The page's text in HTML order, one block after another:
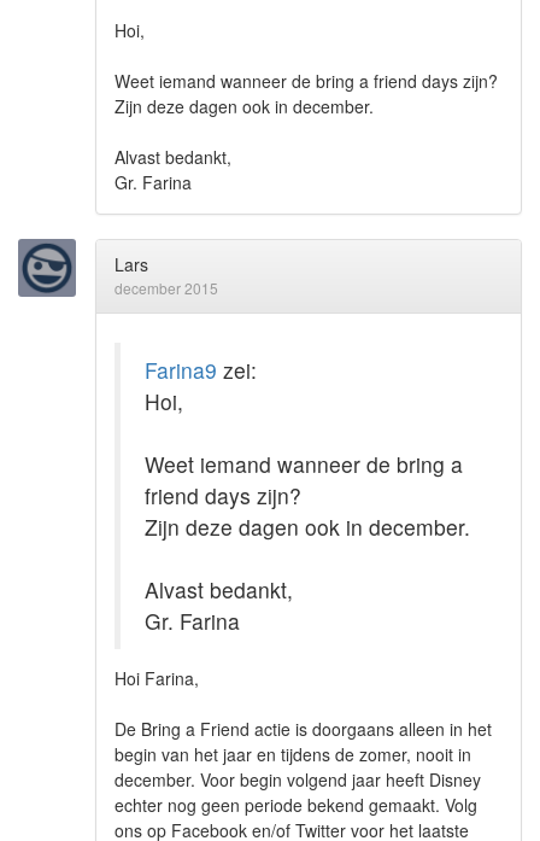
Hoi,
Weet iemand wanneer de bring a friend days zijn?
Zijn deze dagen ook in december.
Alvast bedankt,
Gr. Farina
Lars
december 2015
Farina9 zei:
Hoi,
Weet iemand wanneer de bring a
friend days zijn?
Zijn deze dagen ook in december.
Alvast bedankt,
Gr. Farina
Hoi Farina,
De Bring a Friend actie is doorgaans alleen in het
begin van het jaar en tijdens de zomer, nooit in
december. Voor begin volgend jaar heeft Disney
echter nog geen periode bekend gemaakt. Volg
ons op Facebook en/of Twitter voor het laatste